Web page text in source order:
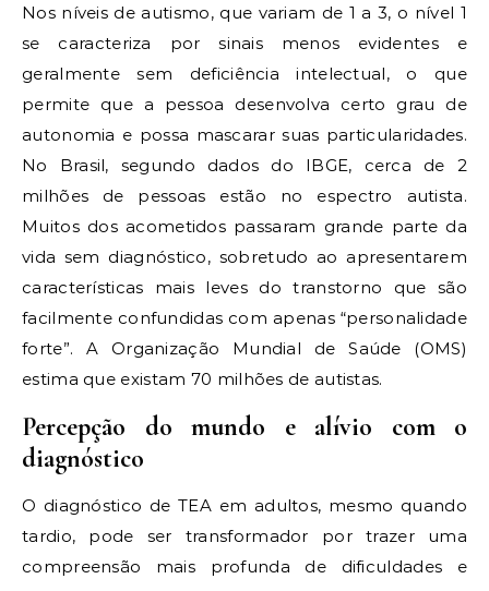
Nos níveis de autismo, que variam de 1 a 3, o nível 1
se caracteriza por sinais menos evidentes e
geralmente sem deficiência intelectual, o que
permite que a pessoa desenvolva certo grau de
autonomia e possa mascarar suas particularidades.
No Brasil, segundo dados do IBGE, cerca de 2
milhões de pessoas estão no espectro autista.
Muitos dos acometidos passaram grande parte da
vida sem diagnóstico, sobretudo ao apresentarem
características mais leves do transtorno que são
facilmente confundidas com apenas “personalidade
forte”. A Organização Mundial de Saúde (OMS)
estima que existam 70 milhões de autistas.
Percepção do mundo e alívio com o
diagnóstico
O diagnóstico de TEA em adultos, mesmo quando
tardio, pode ser transformador por trazer uma
compreensão mais profunda de dificuldades e